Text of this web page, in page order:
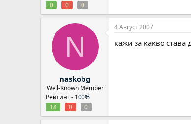
0
0 0
N
naskobg
Well-Known Member
Рейтинг - 100%
18
0 0
4 Август 2007
кажи за какво